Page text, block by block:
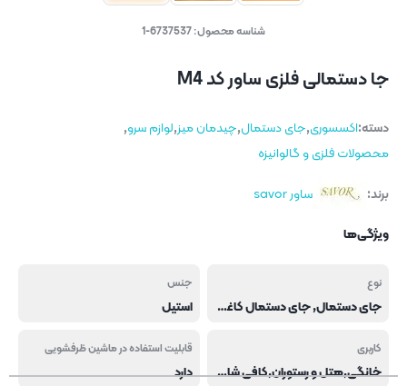
شناسه محصول:6737537-1
جا دستمالی فلزی ساور کد M4
دسته:اکسسوری,جای دستمال,چیدمان میز,لوازم سرو,
محصولات فلزی و گالوانیزه
برند:
ساور savor
ویژگی‌ها
نوع
جای دستمال, جای دستمال کاغذی
جنس
استیل
کاربری
خانگی,هتل و رستوران,کافی شاپ و فست فود
قابلیت استفاده در ماشین ظرفشویی
دارد